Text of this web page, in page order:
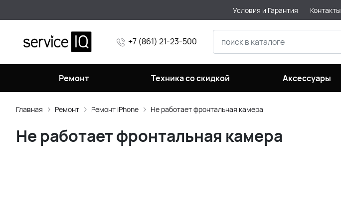
Условия и Гарантия Контакты
+7 (861) 21-23-500
Ремонт Техника со скидкой Аксессуары
Главная Ремонт Ремонт iPhone Не работает фронтальная камера
Не работает фронтальная камера